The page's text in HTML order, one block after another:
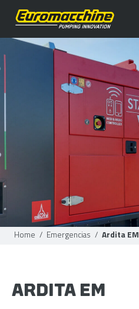
Home / Emergencias / Ardita EM
ARDITA EM